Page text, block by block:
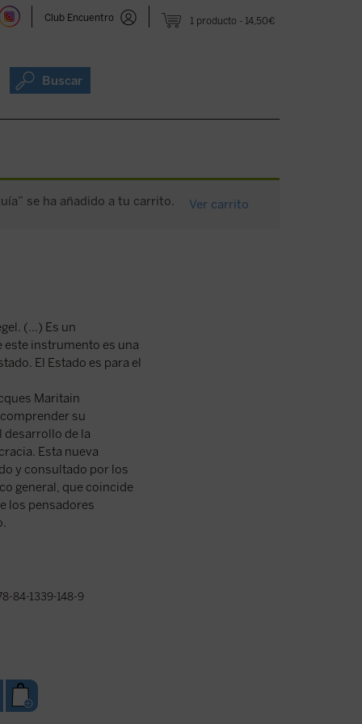
1 producto 14,50€
Club Encuentro
Buscar
se ha añadido a tu carrito. Ver carrito
(...) Es un
instrumento es una
El Estado es para el
Maritain
su
desarrollo de la
Esta nueva
y consultado por los
general, que coincide
los pensadores
84-1339-148-9